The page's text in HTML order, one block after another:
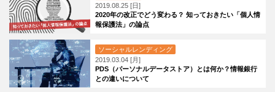
2019.08.25 [日]
2020年の改正でどう変わる？ 知っておきたい「個人情
報保護法」の論点
ソーシャルレンディング
2019.03.04 [月]
PDS（パーソナルデータストア）とは何か？情報銀行
との違いについて